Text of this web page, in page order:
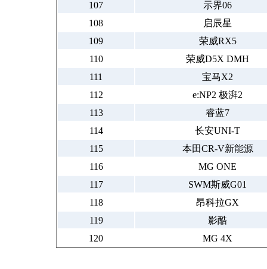
107
示界06
108
启辰星
109
荣威RX5
110
荣威D5X DMH
111
宝马X2
112
e:NP2 极湃2
113
睿蓝7
114
长安UNI-T
115
本田CR-V新能源
116
MG ONE
117
SWM斯威G01
118
昂科拉GX
119
影酷
120
MG 4X